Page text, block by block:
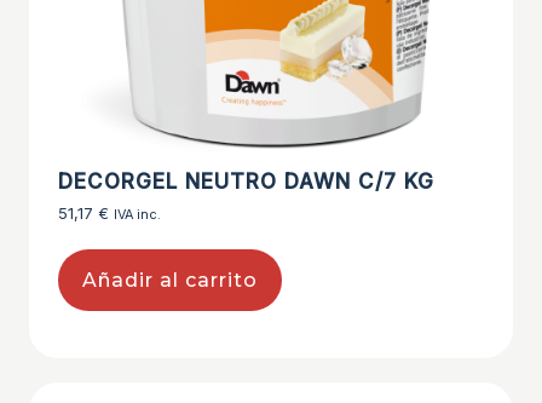
DECORGEL NEUTRO DAWN C/7 KG
51,17 € IVA inc.
Añadir al carrito